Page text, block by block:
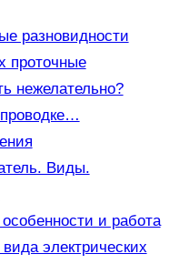
разновидности
проточные
нежелательно?
Виды.
и работа
электрических